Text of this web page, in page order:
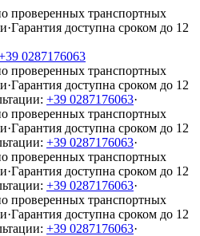
проверенных транспортных
·Гарантия доступна сроком до 12
0287176063
проверенных транспортных
·Гарантия доступна сроком до 12
+39 0287176063·
проверенных транспортных
·Гарантия доступна сроком до 12
+39 0287176063·
проверенных транспортных
·Гарантия доступна сроком до 12
+39 0287176063·
проверенных транспортных
·Гарантия доступна сроком до 12
+39 0287176063·